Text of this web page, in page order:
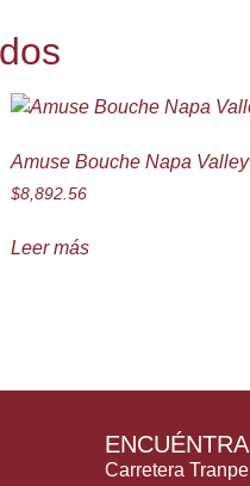
Amuse Bouche Napa Valley
$8,892.56
Leer más
Carretera